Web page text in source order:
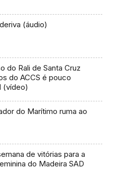
(áudio)
do Rali de Santa Cruz
do ACCS é pouco
(vídeo)
do Marítimo ruma ao
de vitórias para a
do Madeira SAD